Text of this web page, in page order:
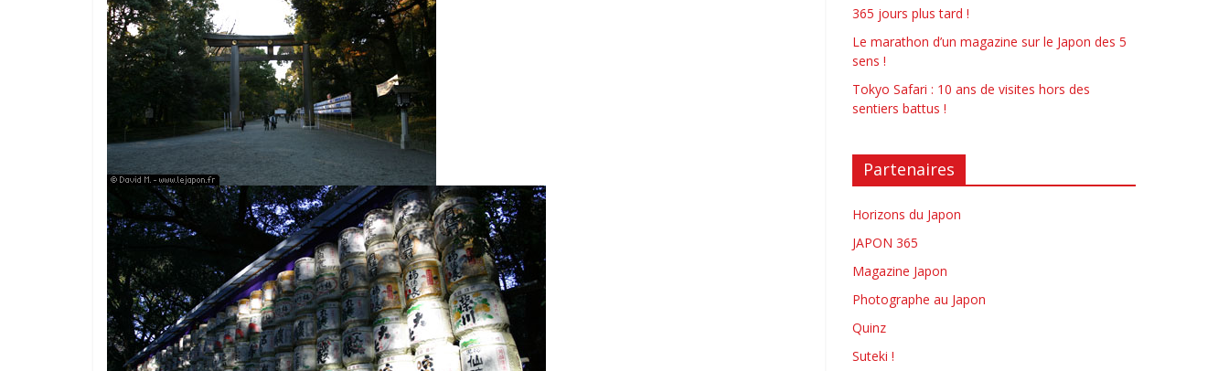
365 jours plus tard !
Le marathon d’un magazine sur le Japon des 5
sens !
Tokyo Safari : 10 ans de visites hors des
sentiers battus !
Partenaires
Horizons du Japon
JAPON 365
Magazine Japon
Photographe au Japon
Quinz
Suteki !